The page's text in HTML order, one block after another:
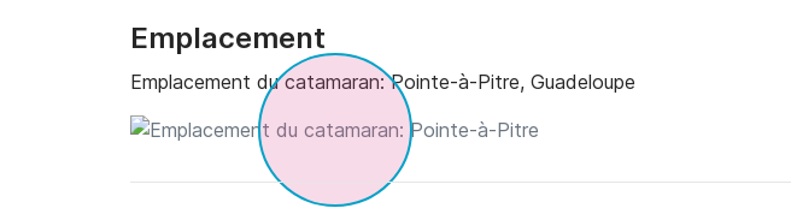
Emplacement
Emplacement du catamaran:Pointe-à-Pitre, Guadeloupe